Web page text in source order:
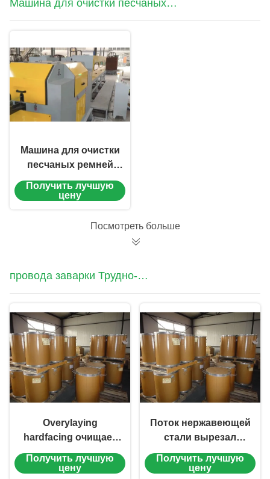
Машина для очистки песчаных
ремней для проводов
Машина для очистки
песчаных ремней
для проводов
Получить лучшую
цену
Посмотреть больше
провода заварки Трудно-
облицовки
Overylaying
hardfacing очищает
вырезанный
сердцевина из
Получить лучшую
цену
Поток нержавеющей
стали вырезал
сердцевина из
провода заварки
Получить лучшую
цену